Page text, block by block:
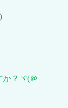
か？ヾ(＠